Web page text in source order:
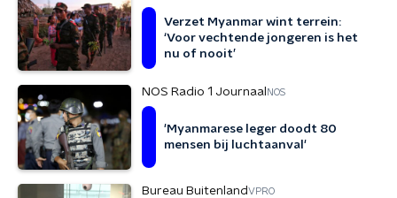
Verzet Myanmar wint terrein:
‘Voor vechtende jongeren is het
nu of nooit’
NOS Radio 1 Journaal NOS
'Myanmarese leger doodt 80
mensen bij luchtaanval'
Bureau BuitenlandVPRO